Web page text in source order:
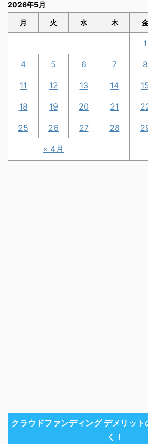
2026年5月
月 火 水 木
« 4月
1
4 5 6 7 8
11 12 13 14
18 19 20 21
25 26 27 28
クラウドファンディング デメリット
く！